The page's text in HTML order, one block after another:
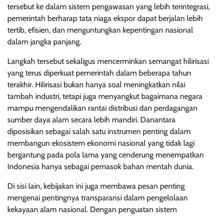
tersebut ke dalam sistem pengawasan yang lebih terintegrasi,
pemerintah berharap tata niaga ekspor dapat berjalan lebih
tertib, efisien, dan menguntungkan kepentingan nasional
dalam jangka panjang.
Langkah tersebut sekaligus mencerminkan semangat hilirisasi
yang terus diperkuat pemerintah dalam beberapa tahun
terakhir. Hilirisasi bukan hanya soal meningkatkan nilai
tambah industri, tetapi juga menyangkut bagaimana negara
mampu mengendalikan rantai distribusi dan perdagangan
sumber daya alam secara lebih mandiri. Danantara
diposisikan sebagai salah satu instrumen penting dalam
membangun ekosistem ekonomi nasional yang tidak lagi
bergantung pada pola lama yang cenderung menempatkan
Indonesia hanya sebagai pemasok bahan mentah dunia.
Di sisi lain, kebijakan ini juga membawa pesan penting
mengenai pentingnya transparansi dalam pengelolaan
kekayaan alam nasional. Dengan penguatan sistem